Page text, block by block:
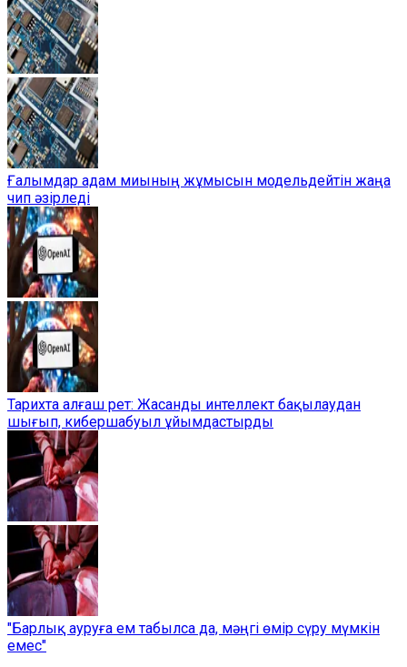
Ғалымдар адам миының жұмысын модельдейтін жаңа
чип әзірледі
Тарихта алғаш рет: Жасанды интеллект бақылаудан
шығып, кибершабуыл ұйымдастырды
"Барлық ауруға ем табылса да, мәңгі өмір сүру мүмкін
емес"